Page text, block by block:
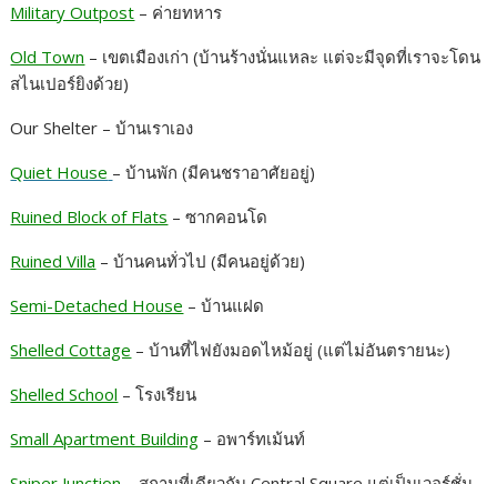
Military Outpost – ค่ายทหาร
Old Town – เขตเมืองเก่า (บ้านร้างนั่นแหละ แต่จะมีจุดที่เราจะโดน
สไนเปอร์ยิงด้วย)
Our Shelter – บ้านเราเอง
Quiet House – บ้านพัก (มีคนชราอาศัยอยู่)
Ruined Block of Flats – ซากคอนโด
Ruined Villa – บ้านคนทั่วไป (มีคนอยู่ด้วย)
Semi-Detached House – บ้านแฝด
Shelled Cottage – บ้านที่ไฟยังมอดไหม้อยู่ (แต่ไม่อันตรายนะ)
Shelled School – โรงเรียน
Small Apartment Building – อพาร์ทเม้นท์